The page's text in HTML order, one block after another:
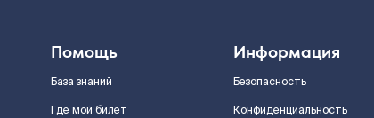
Помощь
База знаний
Где мой билет
Информация
Безопасность
Конфиденциальность